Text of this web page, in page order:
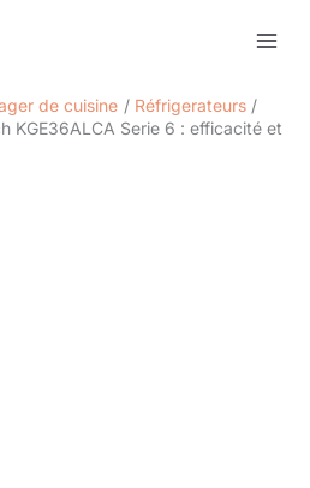
de cuisine
Réfrigerateurs
KGE36ALCA Serie 6 : efficacité et